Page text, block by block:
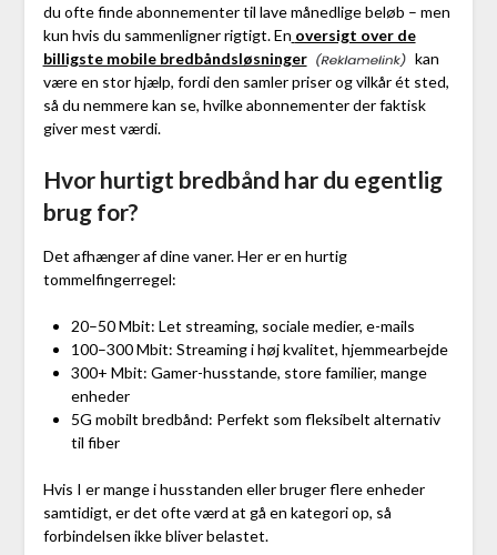
du ofte finde abonnementer til lave månedlige beløb – men
kun hvis du sammenligner rigtigt. En oversigt over de
billigste mobile bredbåndsløsninger
kan
være en stor hjælp, fordi den samler priser og vilkår ét sted,
så du nemmere kan se, hvilke abonnementer der faktisk
giver mest værdi.
Hvor hurtigt bredbånd har du egentlig
brug for?
Det afhænger af dine vaner. Her er en hurtig
tommelfingerregel:
20–50 Mbit: Let streaming, sociale medier, e-mails
100–300 Mbit: Streaming i høj kvalitet, hjemmearbejde
300+ Mbit: Gamer-husstande, store familier, mange
enheder
5G mobilt bredbånd: Perfekt som fleksibelt alternativ
til fiber
Hvis I er mange i husstanden eller bruger flere enheder
samtidigt, er det ofte værd at gå en kategori op, så
forbindelsen ikke bliver belastet.